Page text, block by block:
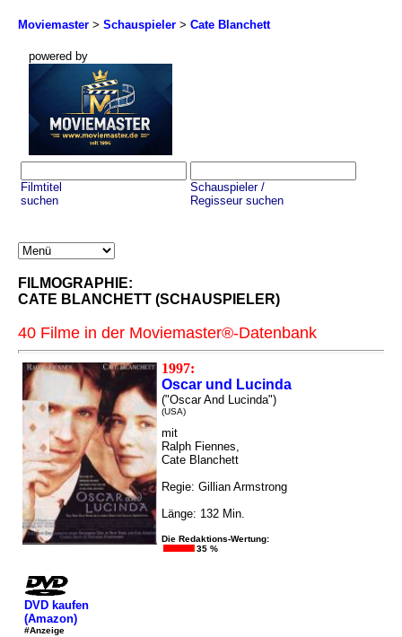
Moviemaster > Schauspieler > Cate Blanchett
powered by
Filmtitel
suchen
Schauspieler /
Regisseur suchen
FILMOGRAPHIE:
CATE BLANCHETT (SCHAUSPIELER)
40 Filme in der Moviemaster®-Datenbank
1997:
Oscar und Lucinda
("Oscar And Lucinda")
(USA)
mit
Ralph Fiennes,
Cate Blanchett
Regie: Gillian Armstrong
Länge: 132 Min.
Die Redaktions-Wertung:
35 %
DVD kaufen
(Amazon)
#Anzeige